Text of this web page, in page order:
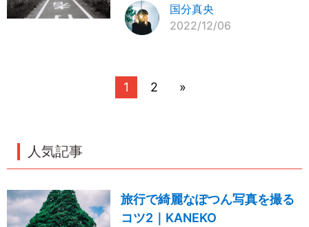
国分真央
2022/12/06
1 2 »
人気記事
旅行で綺麗なぽつん写真を撮る
コツ2｜KANEKO